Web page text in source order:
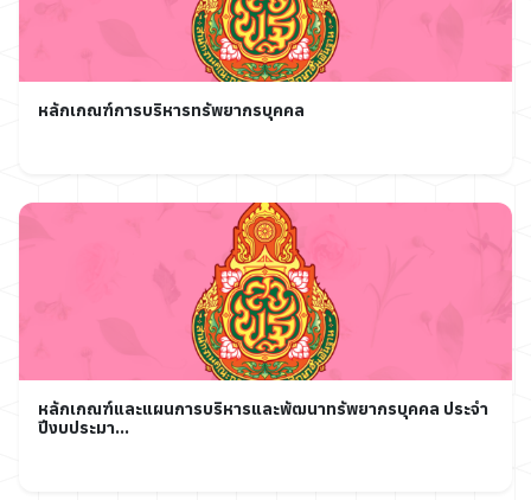
หลักเกณฑ์การบริหารทรัพยากรบุคคล
หลักเกณฑ์และแผนการบริหารและพัฒนาทรัพยากรบุคคล ประจำ
ปีงบประมา...